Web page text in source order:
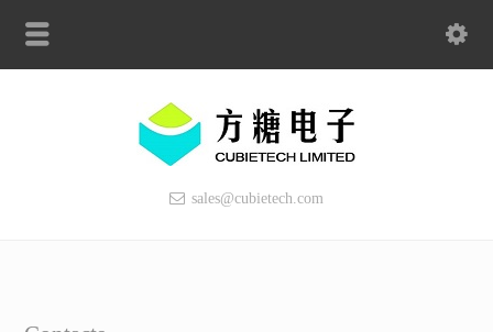
sales@cubietech.com